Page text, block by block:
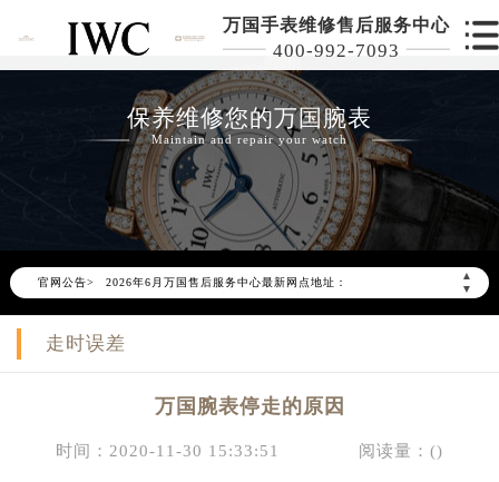
万国手表维修售后服务中心
400-992-7093
保养维修您的万国腕表
Maintain and repair your watch
官网公告>
▲
▼
2026年6月万国北京市售后服务网络优化升级公告
2026年6月北京市万国官方售后客户服务热线：400-992-7093
2026年6月万国售后服务中心最新网点地址：
北京市东城区东长安街1号东方广场写字楼W3座6层602室（需提前预约）
走时误差
万国腕表停走的原因
时间：2020-11-30 15:33:51 阅读量：()